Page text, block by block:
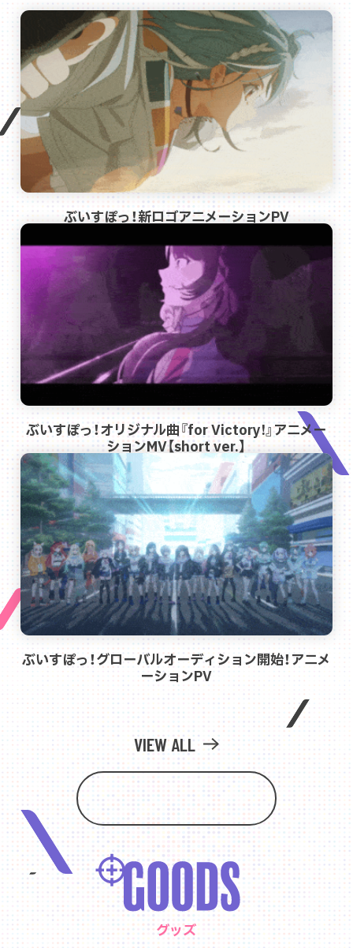
ぶいすぽっ！新ロゴアニメーションPV
ぶいすぽっ！オリジナル曲『for Victory!』アニメー
ションMV【short ver.】
ぶいすぽっ！グローバルオーディション開始！アニメ
ーションPV
VIEW ALL
グッズ